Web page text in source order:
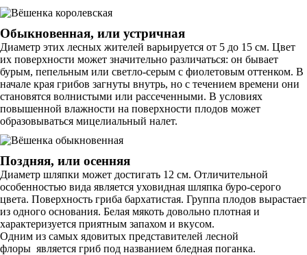
Обыкновенная, или устричная
Диаметр этих лесных жителей варьируется от 5 до 15 см. Цвет
их поверхности может значительно различаться: он бывает
бурым, пепельным или светло-серым с фиолетовым оттенком. В
начале края грибов загнуты внутрь, но с течением времени они
становятся волнистыми или рассеченными. В условиях
повышенной влажности на поверхности плодов может
образовываться мицелиальный налет.
Поздняя, или осенняя
Диаметр шляпки может достигать 12 см. Отличительной
особенностью вида является уховидная шляпка буро-серого
цвета. Поверхность гриба бархатистая. Группа плодов вырастает
из одного основания. Белая мякоть довольно плотная и
характеризуется приятным запахом и вкусом.
Одним из самых ядовитых представителей лесной
флоры является гриб под названием бледная поганка.